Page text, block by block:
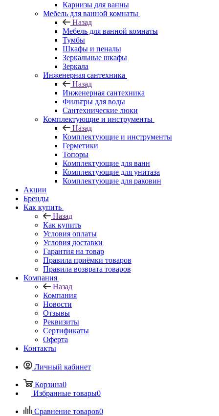
Карнизы для ванны
Мебель для ванной комнаты
Назад
Мебель для ванной комнаты
Тумбы
Шкафы и пеналы
Зеркальные шкафы
Зеркала
Инженерная сантехника
Назад
Инженерная сантехника
Фильтры для воды
Сантехнические люки
Комплектующие и инструменты
Назад
Комплектующие и инструменты
Герметики
Топоры
Комплектующие для ванн
Комплектующие для унитаза
Комплектующие для раковин
Акции
Бренды
Как купить
Назад
Как купить
Условия оплаты
Условия доставки
Гарантия на товар
Правила приёмки товаров
Правила возврата товаров
Компания
Назад
Компания
Новости
Отзывы
Реквизиты
Сертификаты
Оферта
Контакты
Личный кабинет
Корзина0
Избранные товары0
Сравнение товаров0